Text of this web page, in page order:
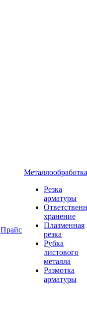
Прайс
Металлообработка
Резка
арматуры
хранение
Плазменная
резка
Рубка
листового
металла
Размотка
арматуры